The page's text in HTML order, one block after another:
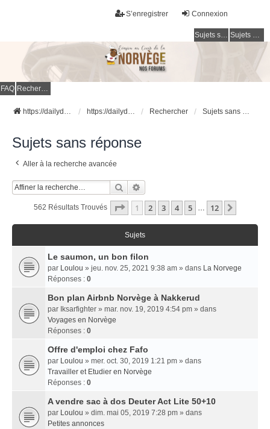
Connexion
S’enregistrer
Sujets sans réponse Sujets actifs
FAQ Rechercher
https://dailydigesthub.com https://dailydigesthub.com Rechercher Sujets sans réponse
Sujets sans réponse
Aller à la recherche avancée
Rechercher
562 Résultats Trouvés Page 1Sur
1 2 3 4 5 … 12
Sujets
Le saumon, un bon filon
par Loulou » jeu. nov. 25, 2021 9:38 am » dans La Norvege
Réponses : 0
Bon plan Airbnb Norvège à Nakkerud
par Iksarfighter » mar. nov. 19, 2019 4:54 pm » dans
Voyages en Norvège
Réponses : 0
Offre d'emploi chez Fafo
par Loulou » mer. oct. 30, 2019 1:21 pm » dans
Travailler et Etudier en Norvège
Réponses : 0
A vendre sac à dos Deuter Act Lite 50+10
par Loulou » dim. mai 05, 2019 7:28 pm » dans
Petites annonces